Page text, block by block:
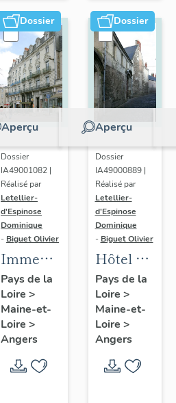
Dossier
Aperçu
Dossier
IA49001082 |
Réalisé par
Letellier-
d'Espinose
Dominique
- Biguet Olivier
Immeuble
Mondain,
à 2
unités
distributives,
67-69 rue
Saint-
Pays de la
Loire >
Maine-et-
Loire >
Angers
Dossier
Aperçu
Dossier
IA49000889 |
Réalisé par
Letellier-
d'Espinose
Dominique
- Biguet Olivier
Hôtel dit
maison
de
Cunault,
puis
maison
canoniale
Pays de la
Loire >
Maine-et-
Loire >
Angers